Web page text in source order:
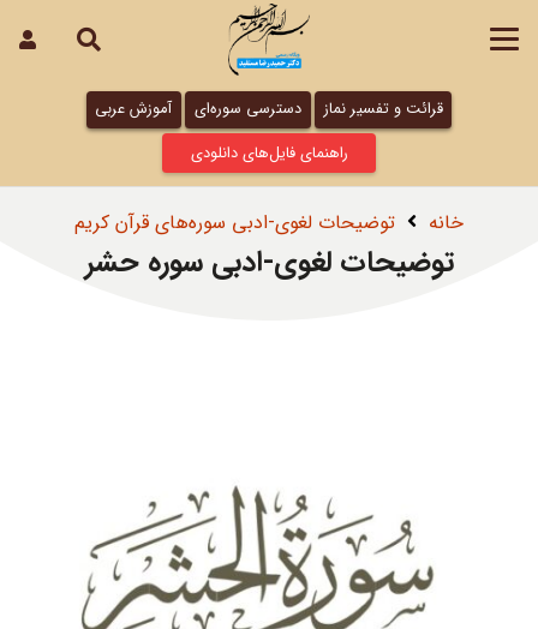
قرائت و تفسیر نماز دسترسی سوره‌ای
آموزش عربی
راهنمای فایل‌های دانلودی
خانه توضیحات لغوی-ادبی سوره‌های قرآن کریم
توضیحات لغوی-ادبی سوره حشر